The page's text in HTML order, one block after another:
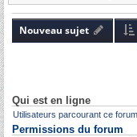
Nouveau sujet
Qui est en ligne
Utilisateurs parcourant ce
Permissions du forum